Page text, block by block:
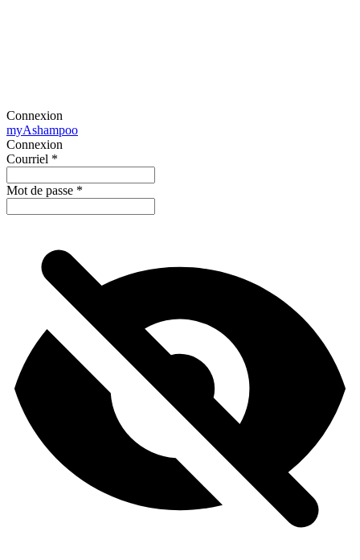
Connexion
myAshampoo
Connexion
Courriel *
Mot de passe *